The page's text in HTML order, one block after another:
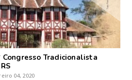
Congresso Tradicionalista
04, 2020